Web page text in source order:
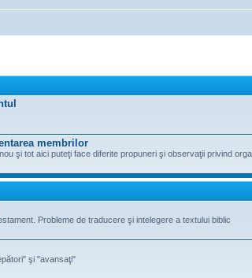
membrilor
şi tot aici puteţi face diferite propuneri şi observaţii privind
Probleme de traducere şi intelegere a textului biblic
şi "avansaţi"